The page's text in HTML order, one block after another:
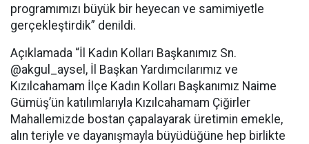
programımızı büyük bir heyecan ve samimiyetle
gerçekleştirdik” denildi.
Açıklamada “İl Kadın Kolları Başkanımız Sn.
@akgul_aysel, İl Başkan Yardımcılarımız ve
Kızılcahamam İlçe Kadın Kolları Başkanımız Naime
Gümüş’ün katılımlarıyla Kızılcahamam Çiğirler
Mahallemizde bostan çapalayarak üretimin emekle,
alın teriyle ve dayanışmayla büyüdüğüne hep birlikte